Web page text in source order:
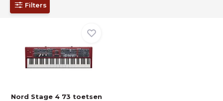
Filters
Nord Stage 4 73 toetsen